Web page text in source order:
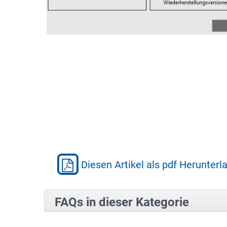
Diesen Artikel als pdf
FAQs in dieser Kategorie